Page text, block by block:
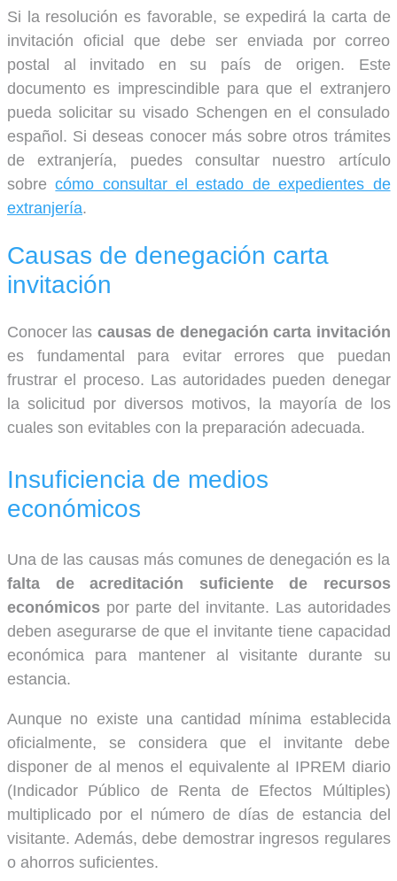
Si la resolución es favorable, se expedirá la carta de
invitación oficial que debe ser enviada por correo
postal al invitado en su país de origen. Este
documento es imprescindible para que el extranjero
pueda solicitar su visado Schengen en el consulado
español. Si deseas conocer más sobre otros trámites
de extranjería, puedes consultar nuestro artículo
sobrecómo consultar el estado de expedientes de
extranjería.
Causas de denegación carta
invitación
Conocer las causas de denegación carta invitación
es fundamental para evitar errores que puedan
frustrar el proceso. Las autoridades pueden denegar
la solicitud por diversos motivos, la mayoría de los
cuales son evitables con la preparación adecuada.
Insuficiencia de medios
económicos
Una de las causas más comunes de denegación es la
falta de acreditación suficiente de recursos
económicos por parte del invitante. Las autoridades
deben asegurarse de que el invitante tiene capacidad
económica para mantener al visitante durante su
estancia.
Aunque no existe una cantidad mínima establecida
oficialmente, se considera que el invitante debe
disponer de al menos el equivalente al IPREM diario
(Indicador Público de Renta de Efectos Múltiples)
multiplicado por el número de días de estancia del
visitante. Además, debe demostrar ingresos regulares
o ahorros suficientes.